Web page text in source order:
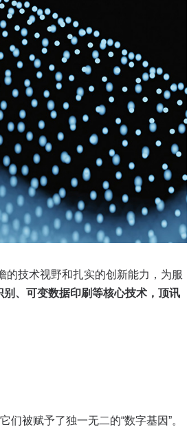
的技术视野和扎实的创新能力，为服
、可变数据印刷等核心技术，顶讯
被赋予了独一无二的“数字基因”。